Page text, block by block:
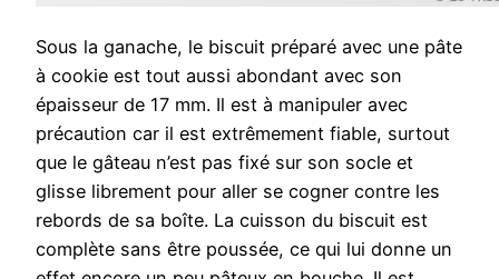
Sous la ganache, le biscuit préparé avec une pâte
à cookie est tout aussi abondant avec son
épaisseur de 17 mm. Il est à manipuler avec
précaution car il est extrêmement fiable, surtout
que le gâteau n’est pas fixé sur son socle et
glisse librement pour aller se cogner contre les
rebords de sa boîte. La cuisson du biscuit est
complète sans être poussée, ce qui lui donne un